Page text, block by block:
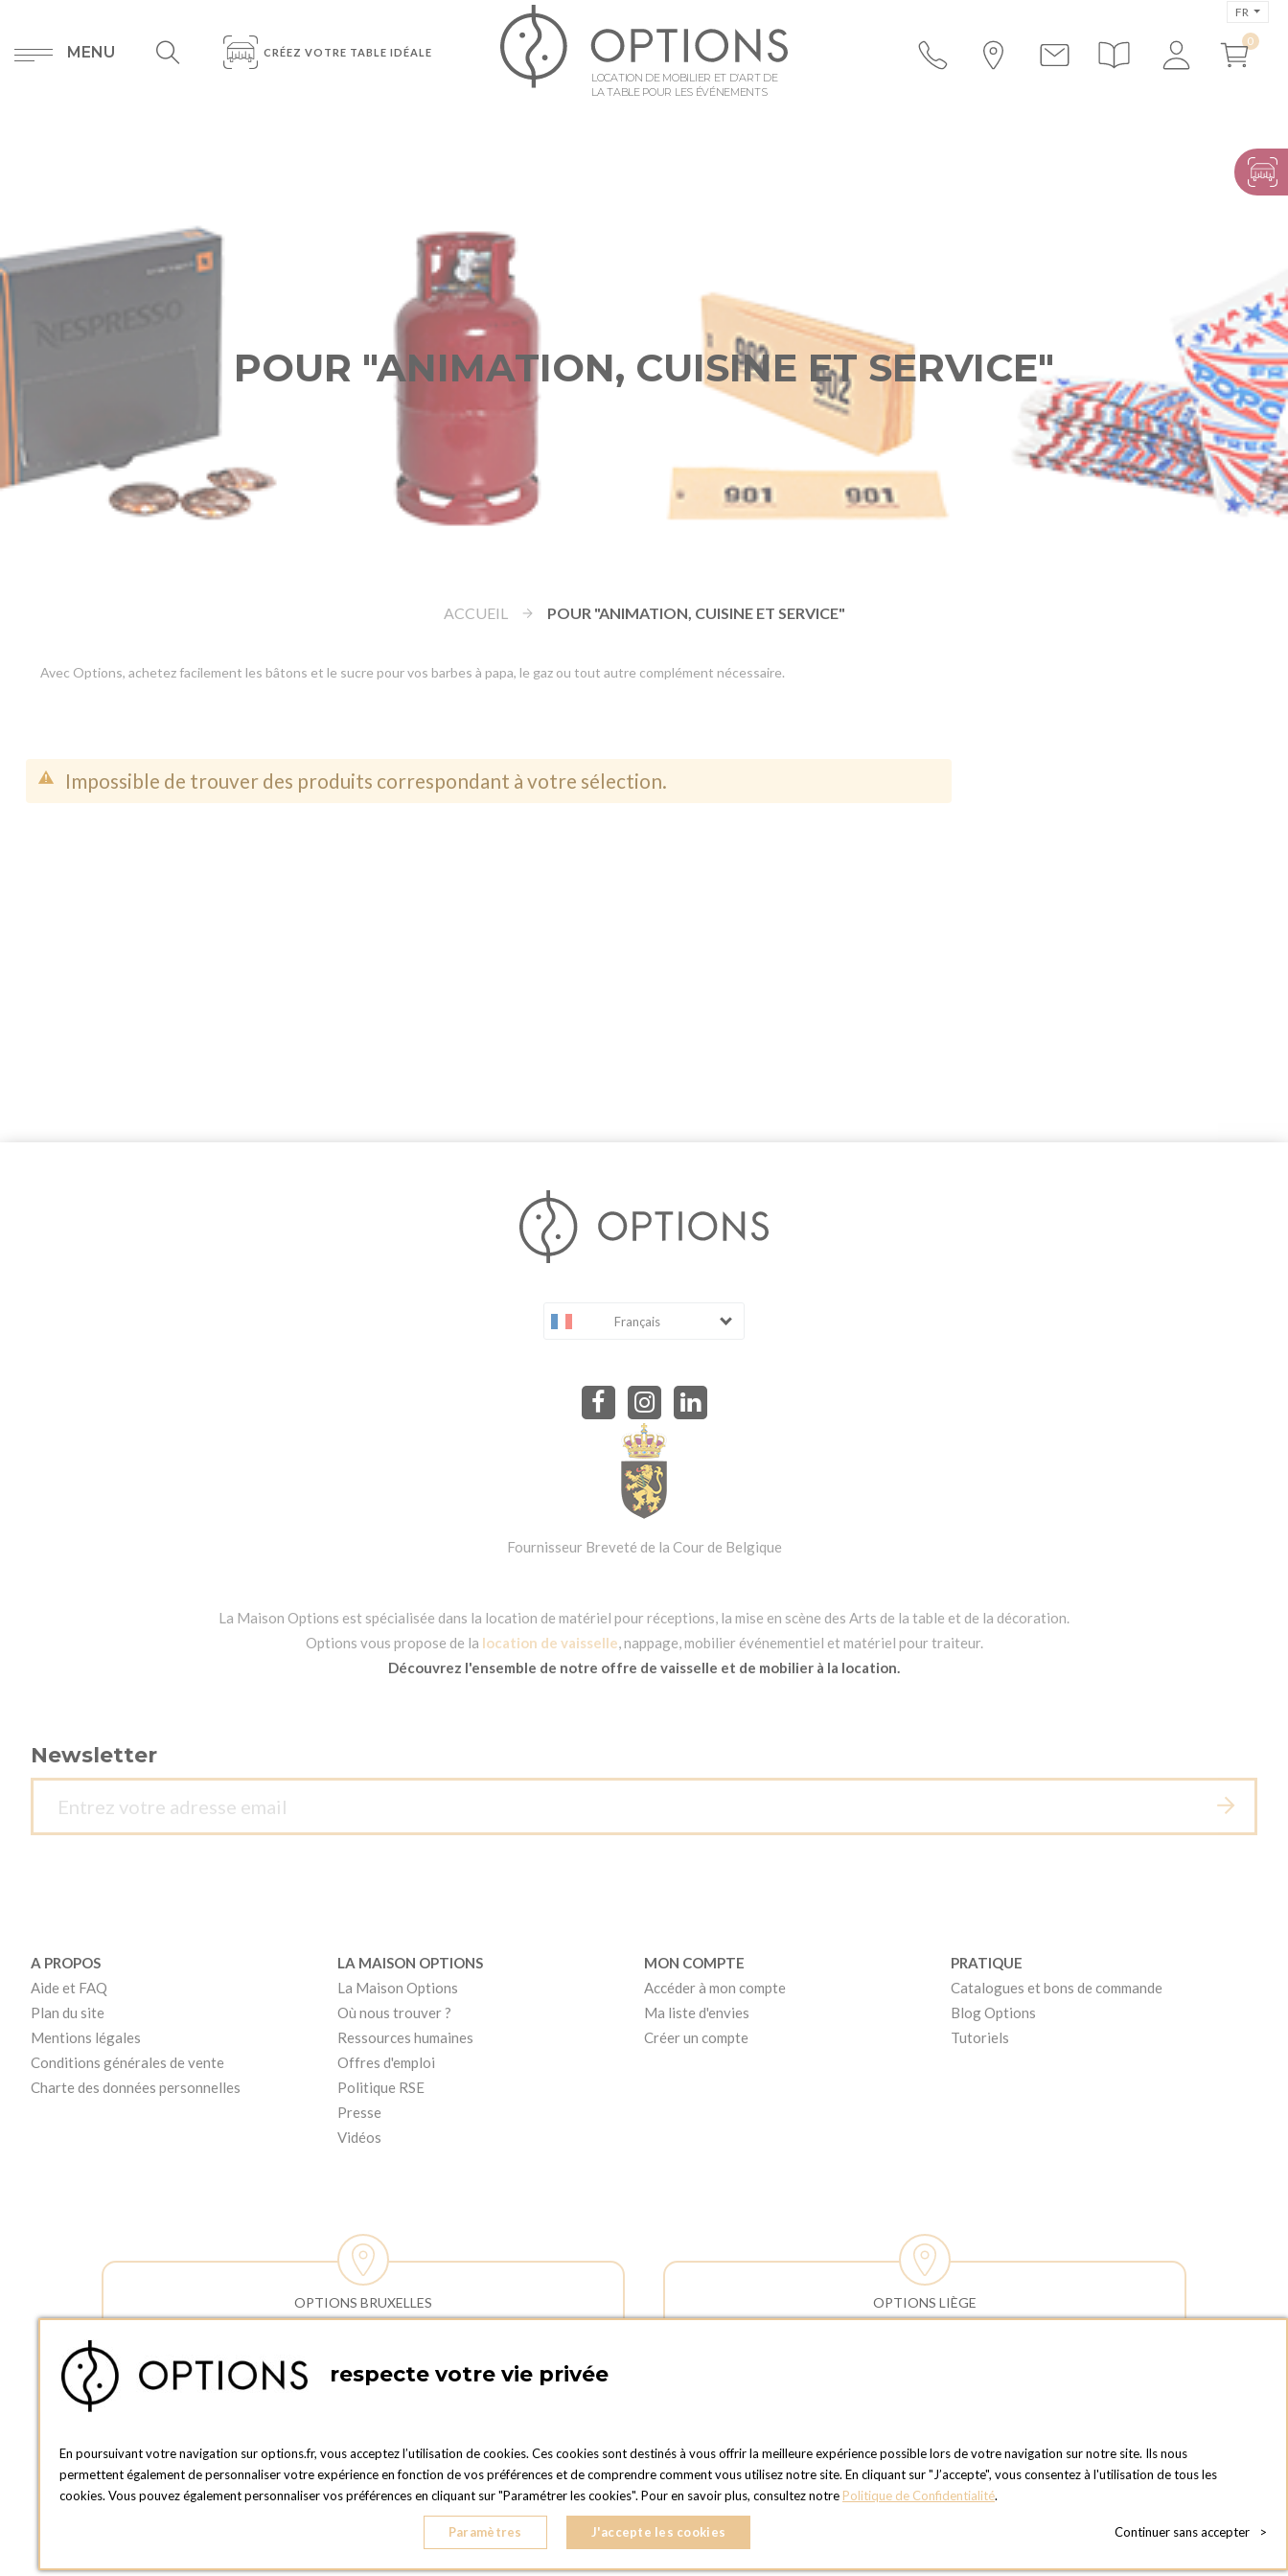
MENU CRÉEZ VOTRE TABLE IDÉALE
LOCATION DE MOBILIER ET D’ART DE
LA TABLE POUR LES ÉVÉNEMENTS
FR
POUR "ANIMATION, CUISINE ET SERVICE"
ACCUEIL POUR "ANIMATION, CUISINE ET SERVICE"
Avec Options, achetez facilement les bâtons et le sucre pour vos barbes à papa, le gaz ou tout autre complément nécessaire.
Impossible de trouver des produits correspondant à votre sélection.
Français
Fournisseur Breveté de la Cour de Belgique
La Maison Options est spécialisée dans la location de matériel pour réceptions, la mise en scène des Arts de la table et de la décoration.
Options vous propose de la location de vaisselle , nappage, mobilier événementiel et matériel pour traiteur.
Découvrez l'ensemble de notre offre de vaisselle et de mobilier à la location.
Newsletter
A PROPOS
Aide et FAQ
Plan du site
Mentions légales
Conditions générales de vente
Charte des données personnelles
LA MAISON OPTIONS
La Maison Options
Où nous trouver ?
Ressources humaines
Offres d'emploi
Politique RSE
Presse
Vidéos
MON COMPTE
Accéder à mon compte
Ma liste d'envies
Créer un compte
PRATIQUE
Catalogues et bons de commande
Blog Options
Tutoriels
OPTIONS BRUXELLES
Rue Lieutenant Lotinstraat 40
1190 FOREST
TÉLÉPHONE :
+32 2 381 32 01
Commercial :
Horaires d'ouverture pour les
enlèvements et retours des commandes :
Lundi au vendredi : 08:30h à 17:30h
Samedi : 08:30h à 13:00h
Dimanche : Fermé
OPTIONS LIÈGE
TÉLÉPHONE :
+32 4 240 20 39
Horaires d'ouverture pour les
enlèvements et retours des commandes :
Lundi au vendredi : 08:30h à 17:30h
respecte votre vie privée
En poursuivant votre navigation sur options.fr, vous acceptez l’utilisation de cookies. Ces cookies sont destinés à vous offrir la meilleure expérience possible lors de votre navigation sur notre site. Ils nous
permettent également de personnaliser votre expérience en fonction de vos préférences et de comprendre comment vous utilisez notre site. En cliquant sur "J’accepte", vous consentez à l'utilisation de tous les
cookies. Vous pouvez également personnaliser vos préférences en cliquant sur "Paramétrer les cookies". Pour en savoir plus, consultez notre Politique de Confidentialité.
Paramètres J'accepte les cookies Continuer sans accepter >